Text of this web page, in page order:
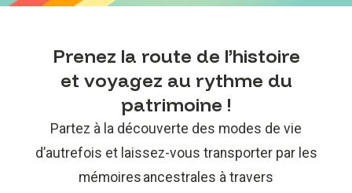
Prenez la route de l’histoire
et voyagez au rythme du
patrimoine !
Partez à la découverte des modes de vie
d’autrefois et laissez-vous transporter par les
mémoires ancestrales à travers